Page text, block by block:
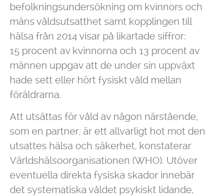
befolkningsundersökning om kvinnors och
mäns våldsutsatthet samt kopplingen till
hälsa från 2014 visar på likartade siffror:
15 procent av kvinnorna och 13 procent av
männen uppgav att de under sin uppväxt
hade sett eller hört fysiskt våld mellan
föräldrarna.
Att utsättas för våld av någon närstående,
som en partner, är ett allvarligt hot mot den
utsattes hälsa och säkerhet, konstaterar
Världshälsoorganisationen (WHO). Utöver
eventuella direkta fysiska skador innebär
det systematiska våldet psykiskt lidande,